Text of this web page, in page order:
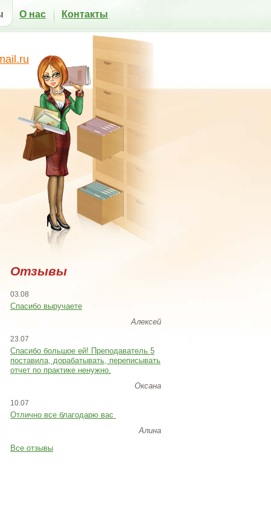
О нас Контакты
Отзывы
03.08
Спасибо выручаете
Алексей
23.07
Cпасибо большое ей! Преподаватель 5
поставила, дорабатывать, переписывать
отчет по практике ненужно.
Оксана
10.07
Отлично все благодарю вас
Алина
Все отзывы